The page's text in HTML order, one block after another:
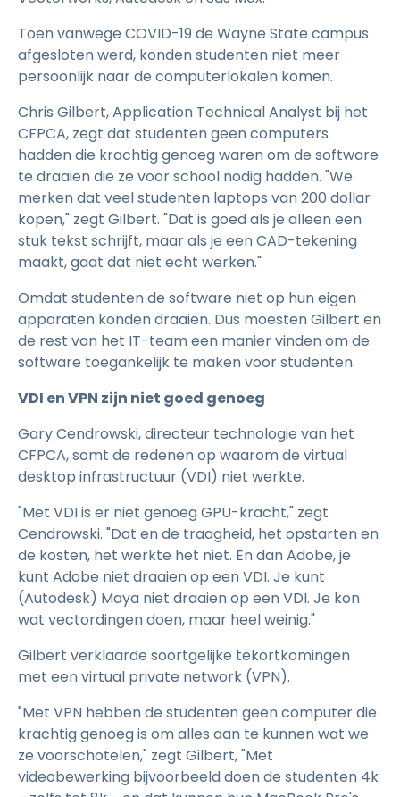
Toen vanwege COVID-19 de Wayne State campus
afgesloten werd, konden studenten niet meer
persoonlijk naar de computerlokalen komen.
Chris Gilbert, Application Technical Analyst bij het
CFPCA, zegt dat studenten geen computers
hadden die krachtig genoeg waren om de software
te draaien die ze voor school nodig hadden. "We
merken dat veel studenten laptops van 200 dollar
kopen," zegt Gilbert. "Dat is goed als je alleen een
stuk tekst schrijft, maar als je een CAD-tekening
maakt, gaat dat niet echt werken."
Omdat studenten de software niet op hun eigen
apparaten konden draaien. Dus moesten Gilbert en
de rest van het IT-team een manier vinden om de
software toegankelijk te maken voor studenten.
VDI en VPN zijn niet goed genoeg
Gary Cendrowski, directeur technologie van het
CFPCA, somt de redenen op waarom de virtual
desktop infrastructuur (VDI) niet werkte.
"Met VDI is er niet genoeg GPU-kracht," zegt
Cendrowski. "Dat en de traagheid, het opstarten en
de kosten, het werkte het niet. En dan Adobe, je
kunt Adobe niet draaien op een VDI. Je kunt
(Autodesk) Maya niet draaien op een VDI. Je kon
wat vectordingen doen, maar heel weinig."
Gilbert verklaarde soortgelijke tekortkomingen
met een virtual private network (VPN).
"Met VPN hebben de studenten geen computer die
krachtig genoeg is om alles aan te kunnen wat we
ze voorschotelen," zegt Gilbert, "Met
videobewerking bijvoorbeeld doen de studenten 4k